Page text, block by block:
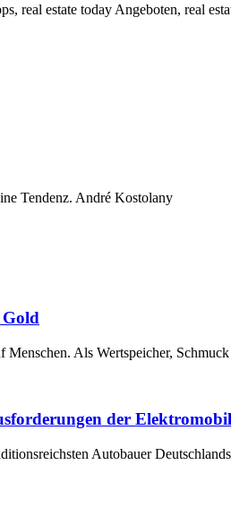
real estate today Angeboten, real
Tendenz. André Kostolany
Menschen. Als Wertspeicher,
der
Autobauer